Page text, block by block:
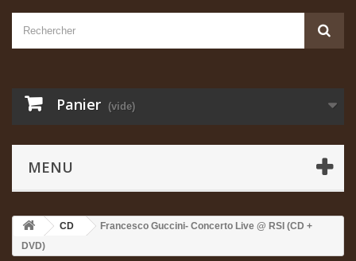
Panier (vide)
MENU
CD
Francesco Guccini- Concerto Live @ RSI (CD +
DVD)